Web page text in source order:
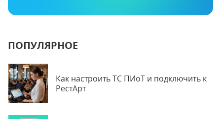
ПОПУЛЯРНОЕ
Как настроить ТС ПИоТ и подключить к
РестАрт